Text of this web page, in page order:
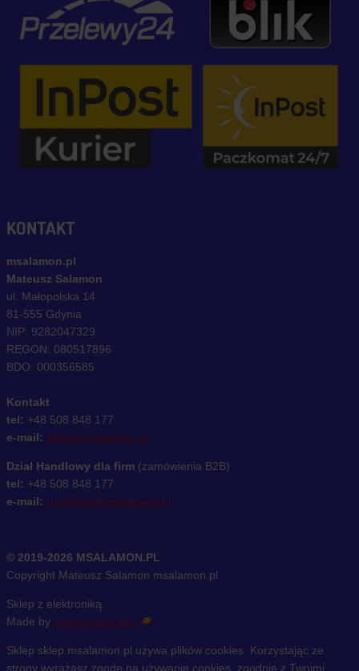
KONTAKT
msalamon.pl
Mateusz Salamon
ul. Małopolska 14
81-555 Gdynia
NIP: 9282047329
REGON: 080517896
BDO: 000356585
Kontakt
tel: +48 508 848 177
e-mail: sklep@msalamon.pl
Dział Handlowy dla firm (zamówienia B2B)
tel: +48 508 848 177
e-mail: handlowy@msalamon.pl
© 2019-2026 MSALAMON.PL
Copyright Mateusz Salamon msalamon.pl
Sklep z elektroniką
Made by cosmonauts.dev
Sklep sklep.msalamon.pl używa plików cookies. Korzystając ze
strony wyrażasz zgodę na używanie cookies, zgodnie z Twoimi